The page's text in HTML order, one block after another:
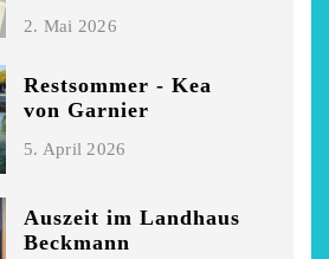
2. Mai 2026
Restsommer - Kea
von Garnier
5. April 2026
Auszeit im Landhaus
Beckmann